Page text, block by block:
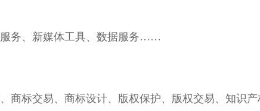
务、新媒体工具、数据服务……
商标交易、商标设计、版权保护、版权交易、知识